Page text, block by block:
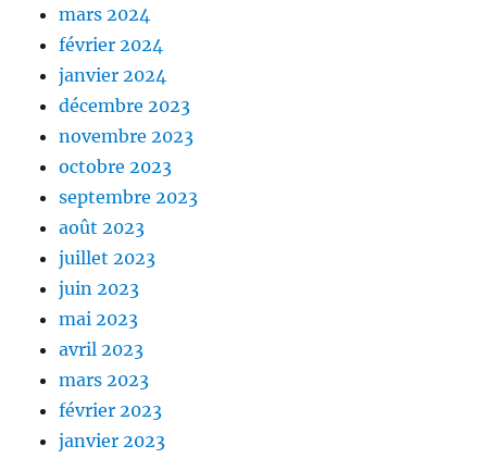
mars 2024
février 2024
janvier 2024
décembre 2023
novembre 2023
octobre 2023
septembre 2023
août 2023
juillet 2023
juin 2023
mai 2023
avril 2023
mars 2023
février 2023
janvier 2023